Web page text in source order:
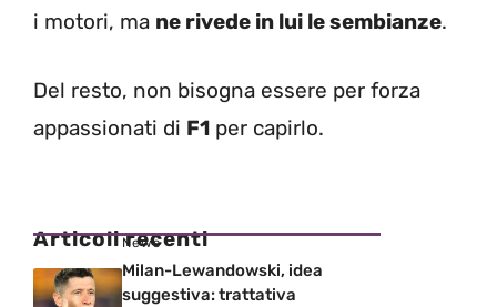
i motori, ma ne rivede in lui le sembianze.
Del resto, non bisogna essere per forza
appassionati di F1 per capirlo.
Articoli recenti
News
Milan-Lewandowski, idea
suggestiva: trattativa